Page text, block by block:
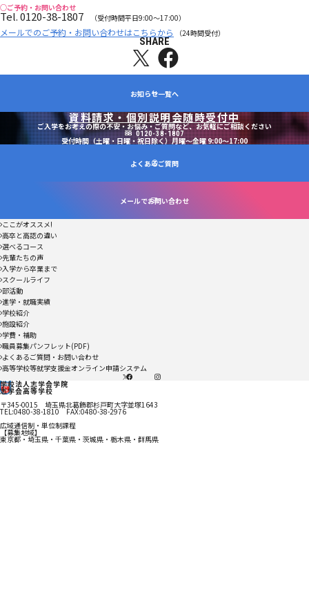
○ご予約・お問い合わせ
Tel. 0120-38-1807 （受付時間平日9:00～17:00）
メールでのご予約・お問い合わせはこちらから （24時間受付）
SHARE
お知らせ一覧へ
資料請求・個別説明会随時受付中
ご入学をお考えの際の不安・お悩み・ご質問など、お気軽にご相談ください
0120-38-1807
受付時間（土曜・日曜・祝日除く）月曜～金曜 9:00～17:00
よくあるご質問
メールでお問い合わせ
ここがオススメ!
高卒と高認の違い
選べるコース
先輩たちの声
入学から卒業まで
スクールライフ
部活動
進学・就職実績
学校紹介
施設紹介
学費・補助
職員募集パンフレット(PDF)
よくあるご質問・お問い合わせ
高等学校等就学支援金オンライン申請システム
X
facebook
学校法人志学会学院
志学会高等学校
〒345-0015 埼玉県北葛飾郡杉戸町大字並塚1643
TEL:0480-38-1810 FAX:0480-38-2976
広域通信制・単位制課程
【募集地域】
東京都・埼玉県・千葉県・茨城県・栃木県・群馬県